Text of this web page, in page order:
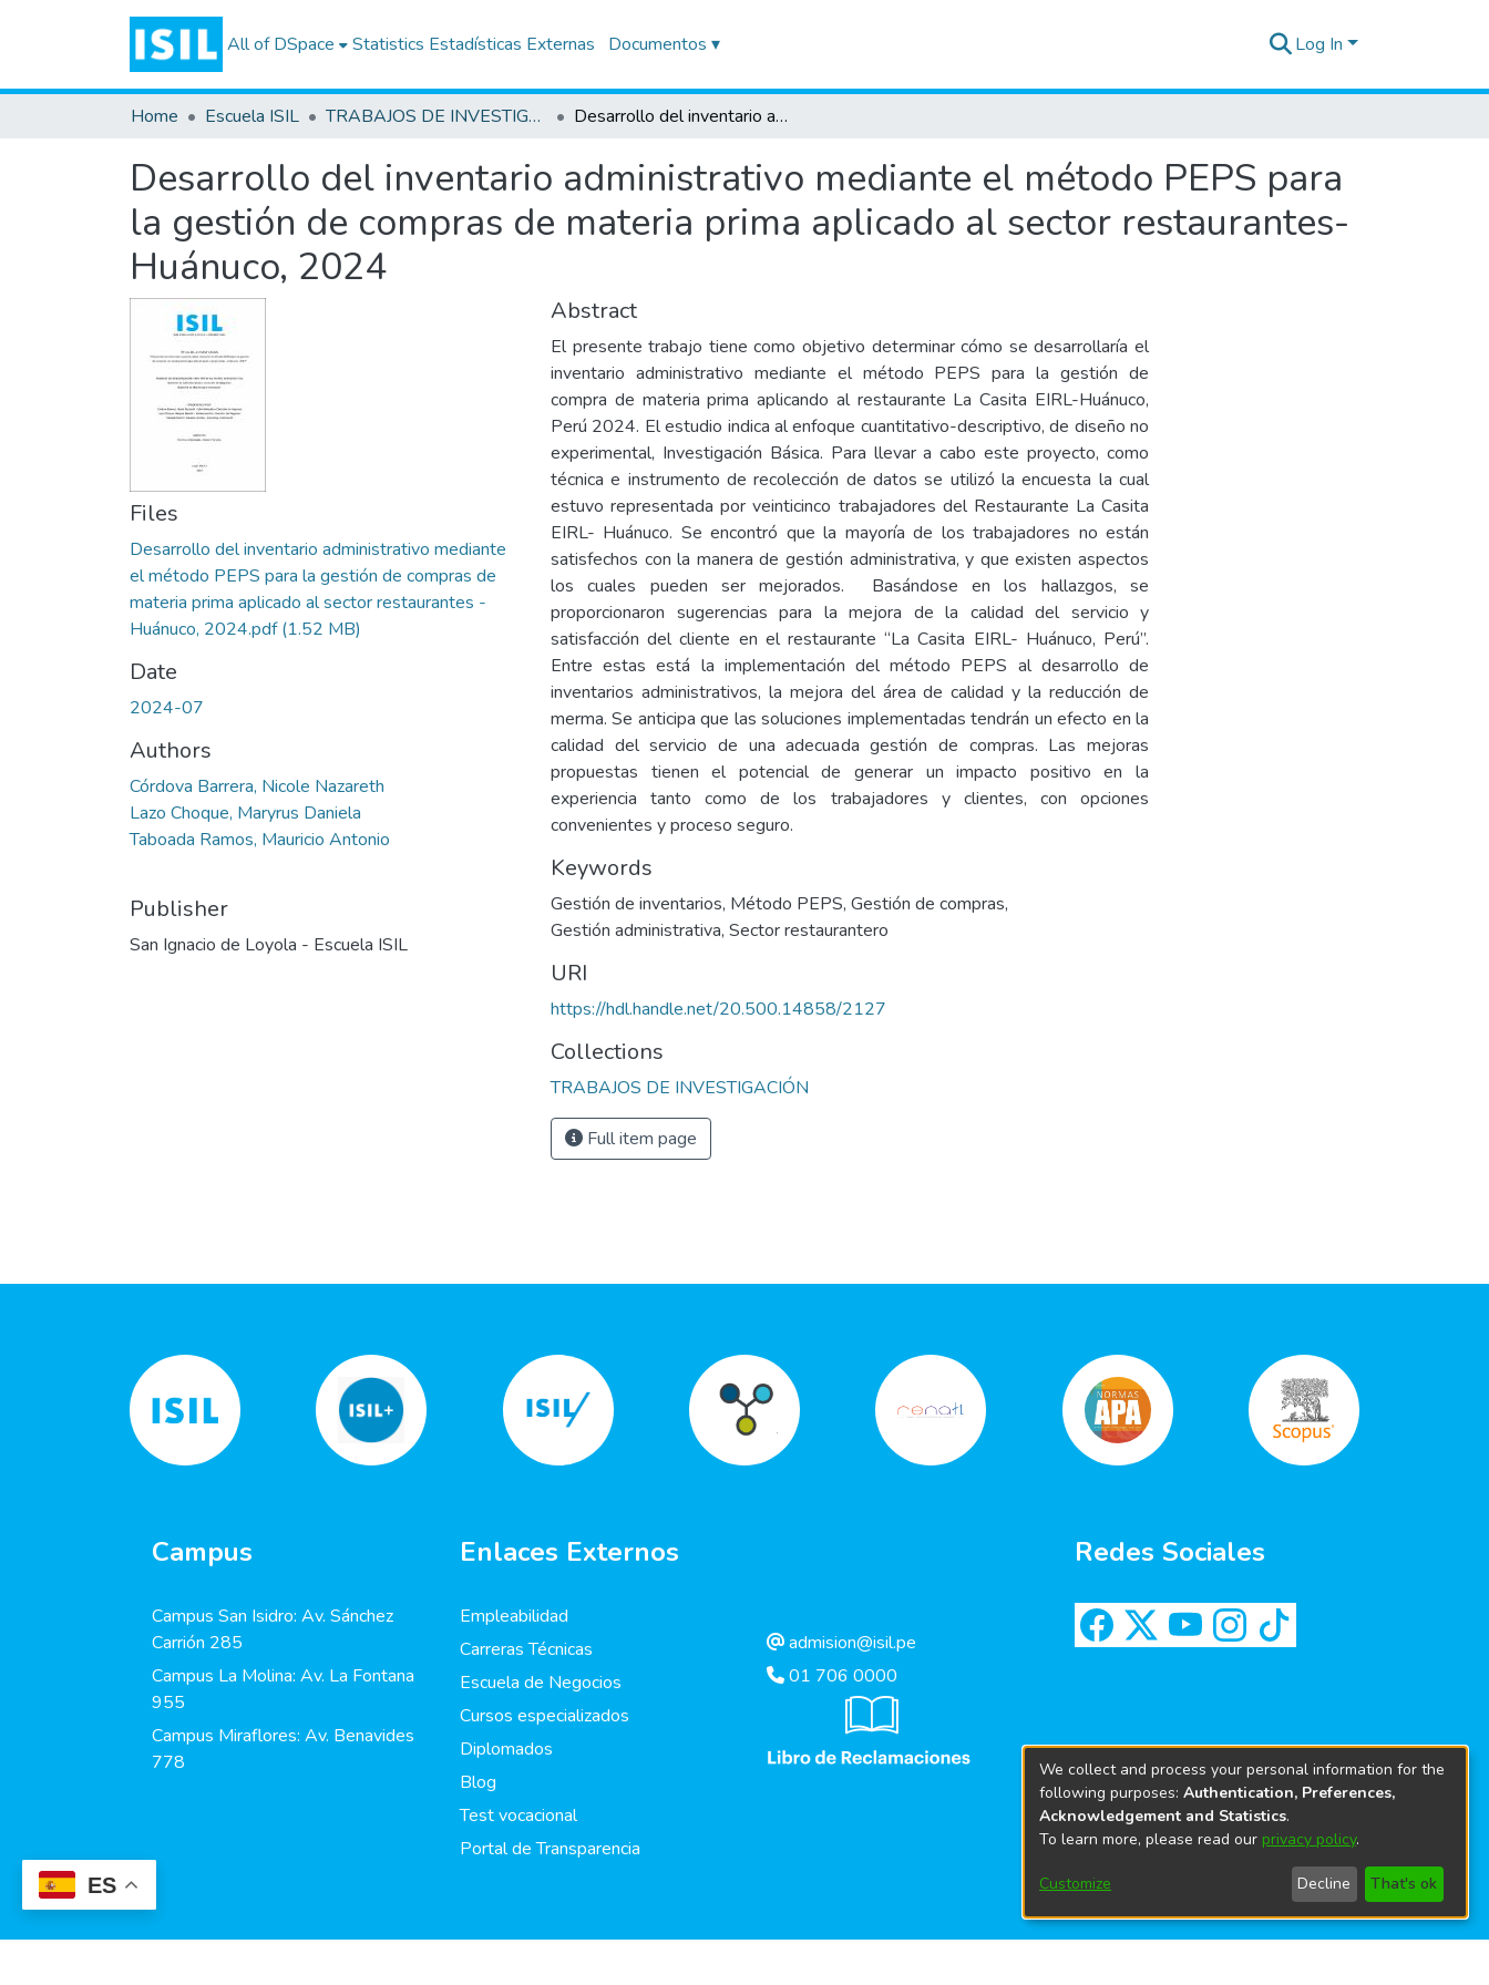
ES
All of DSpace Statistics Estadísticas Externas Documentos ▾ Log In
Home Escuela ISIL TRABAJOS DE INVESTIGACIÓN Desarrollo del inventario administrativo mediante el método PEPS para la gestión de compras de materia prima aplicado al sector restaurantes- Huánuco, 2024
Desarrollo del inventario administrativo mediante el método PEPS para
la gestión de compras de materia prima aplicado al sector restaurantes-
Huánuco, 2024
Files
Desarrollo del inventario administrativo mediante
el método PEPS para la gestión de compras de
materia prima aplicado al sector restaurantes -
Huánuco, 2024.pdf(1.52 MB)
Date
2024-07
Authors
Córdova Barrera, Nicole Nazareth
Lazo Choque, Maryrus Daniela
Taboada Ramos, Mauricio Antonio
Publisher
San Ignacio de Loyola - Escuela ISIL
Abstract
El presente trabajo tiene como objetivo determinar cómo se desarrollaría el
inventario administrativo mediante el método PEPS para la gestión de
compra de materia prima aplicando al restaurante La Casita EIRL-Huánuco,
Perú 2024. El estudio indica al enfoque cuantitativo-descriptivo, de diseño no
experimental, Investigación Básica. Para llevar a cabo este proyecto, como
técnica e instrumento de recolección de datos se utilizó la encuesta la cual
estuvo representada por veinticinco trabajadores del Restaurante La Casita
EIRL- Huánuco. Se encontró que la mayoría de los trabajadores no están
satisfechos con la manera de gestión administrativa, y que existen aspectos
los cuales pueden ser mejorados. Basándose en los hallazgos, se
proporcionaron sugerencias para la mejora de la calidad del servicio y
satisfacción del cliente en el restaurante “La Casita EIRL- Huánuco, Perú”.
Entre estas está la implementación del método PEPS al desarrollo de
inventarios administrativos, la mejora del área de calidad y la reducción de
merma. Se anticipa que las soluciones implementadas tendrán un efecto en la
calidad del servicio de una adecuada gestión de compras. Las mejoras
propuestas tienen el potencial de generar un impacto positivo en la
experiencia tanto como de los trabajadores y clientes, con opciones
convenientes y proceso seguro.
Keywords
Gestión de inventarios, Método PEPS, Gestión de compras,
Gestión administrativa, Sector restaurantero
URI
https://hdl.handle.net/20.500.14858/2127
Collections
TRABAJOS DE INVESTIGACIÓN
Full item page
Campus
Campus San Isidro: Av. Sánchez
Carrión 285
Campus La Molina: Av. La Fontana
955
Campus Miraflores: Av. Benavides
778
Enlaces Externos
Empleabilidad
Carreras Técnicas
Escuela de Negocios
Cursos especializados
Diplomados
Blog
Test vocacional
Portal de Transparencia
admision@isil.pe
01 706 0000
Redes Sociales
We collect and process your personal information for the
following purposes: Authentication, Preferences,
Acknowledgement and Statistics.
To learn more, please read our privacy policy.
Customize Decline That's ok